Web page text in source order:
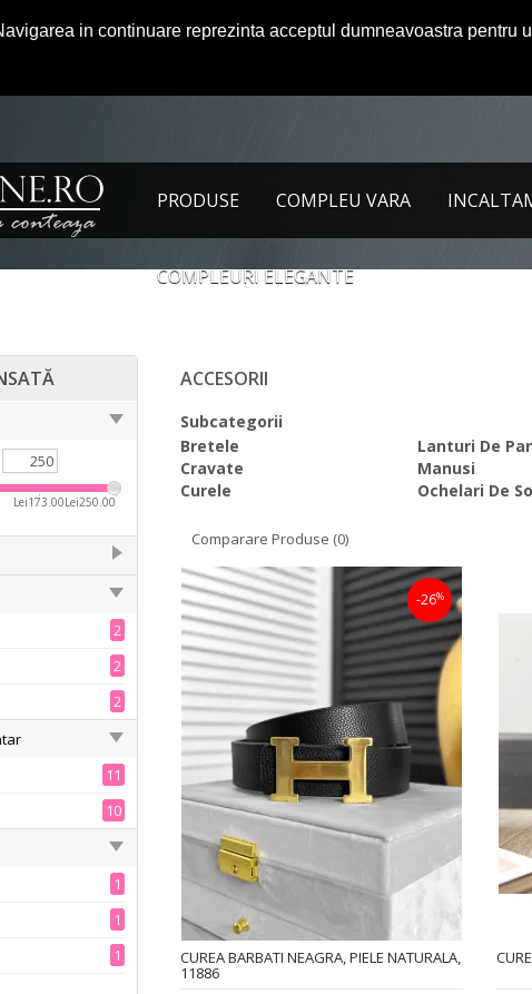
in continuare reprezinta acceptul dumneavoastra pentru
PRODUSE COMPLEU VARA
COMPLEURI ELEGANTE
Lei173.00Lei250.00
59
2
2
2
11
10
1
1
1
ACCESORII
Subcategorii
Bretele
Cravate
Curele
Lanturi De
Manusi
Ochelari De
Comparare Produse (0)
-26%
CUREA BARBATI NEAGRA, PIELE NATURALA,
11886